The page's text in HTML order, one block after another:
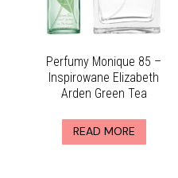
Perfumy Monique 85 –
Inspirowane Elizabeth
Arden Green Tea
READ MORE